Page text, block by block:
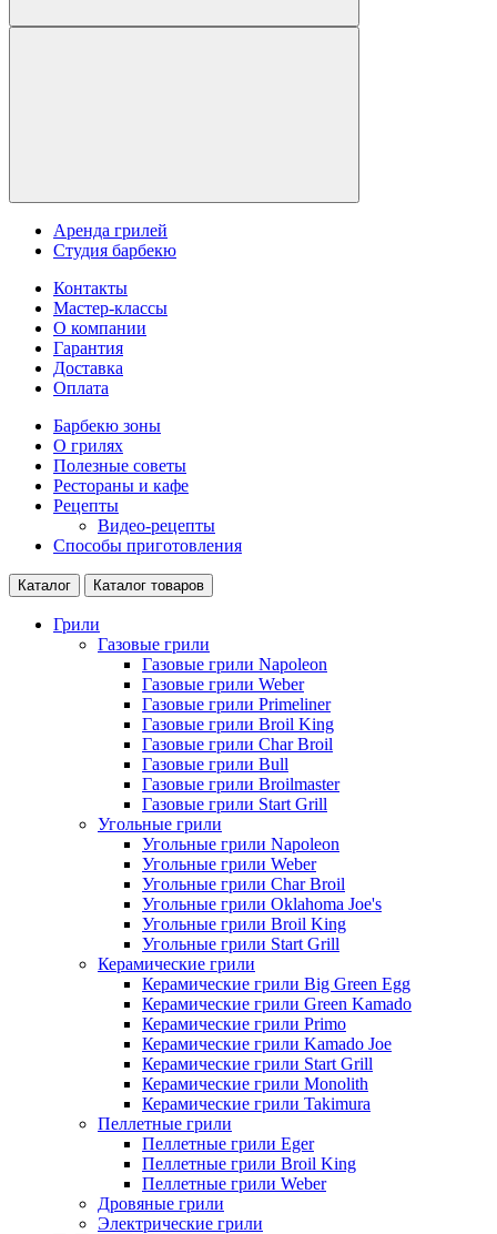
Аренда грилей
Студия барбекю
Контакты
Мастер-классы
О компании
Гарантия
Доставка
Оплата
Барбекю зоны
О грилях
Полезные советы
Рестораны и кафе
Рецепты
Видео-рецепты
Способы приготовления
Каталог Каталог товаров
Грили
Газовые грили
Газовые грили Napoleon
Газовые грили Weber
Газовые грили Primeliner
Газовые грили Broil King
Газовые грили Char Broil
Газовые грили Bull
Газовые грили Broilmaster
Газовые грили Start Grill
Угольные грили
Угольные грили Napoleon
Угольные грили Weber
Угольные грили Char Broil
Угольные грили Oklahoma Joe's
Угольные грили Broil King
Угольные грили Start Grill
Керамические грили
Керамические грили Big Green Egg
Керамические грили Green Kamado
Керамические грили Primo
Керамические грили Kamado Joe
Керамические грили Start Grill
Керамические грили Monolith
Керамические грили Takimura
Пеллетные грили
Пеллетные грили Eger
Пеллетные грили Broil King
Пеллетные грили Weber
Дровяные грили
Электрические грили